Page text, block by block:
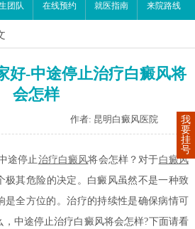
团队 在线预约 就医指南 来院路线
好-中途停止治疗白癜风将
会怎样
作者: 昆明白癜风医院
途停止治疗白癜风将会怎样？对于白癜风
极其危险的决定。白癜风虽然不是一种致
是全方位的。治疗的持续性是确保病情可
中途停止治疗白癜风将会怎样?下面请看
我
要
挂
号